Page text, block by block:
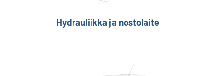
Hydrauliikka ja nostolaite